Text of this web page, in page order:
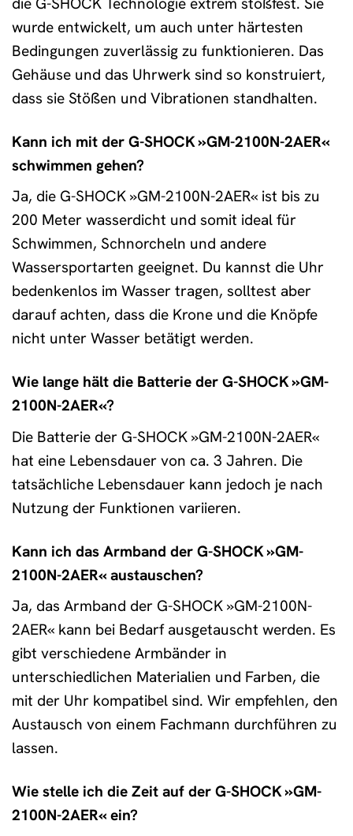
wurde entwickelt, um auch unter härtesten
Bedingungen zuverlässig zu funktionieren. Das
Gehäuse und das Uhrwerk sind so konstruiert,
dass sie Stößen und Vibrationen standhalten.
Kann ich mit der G-SHOCK »GM-2100N-2AER«
schwimmen gehen?
Ja, die G-SHOCK »GM-2100N-2AER« ist bis zu
200 Meter wasserdicht und somit ideal für
Schwimmen, Schnorcheln und andere
Wassersportarten geeignet. Du kannst die Uhr
bedenkenlos im Wasser tragen, solltest aber
darauf achten, dass die Krone und die Knöpfe
nicht unter Wasser betätigt werden.
Wie lange hält die Batterie der G-SHOCK »GM-
2100N-2AER«?
Die Batterie der G-SHOCK »GM-2100N-2AER«
hat eine Lebensdauer von ca. 3 Jahren. Die
tatsächliche Lebensdauer kann jedoch je nach
Nutzung der Funktionen variieren.
Kann ich das Armband der G-SHOCK »GM-
2100N-2AER« austauschen?
Ja, das Armband der G-SHOCK »GM-2100N-
2AER« kann bei Bedarf ausgetauscht werden. Es
gibt verschiedene Armbänder in
unterschiedlichen Materialien und Farben, die
mit der Uhr kompatibel sind. Wir empfehlen, den
Austausch von einem Fachmann durchführen zu
lassen.
Wie stelle ich die Zeit auf der G-SHOCK »GM-
2100N-2AER« ein?